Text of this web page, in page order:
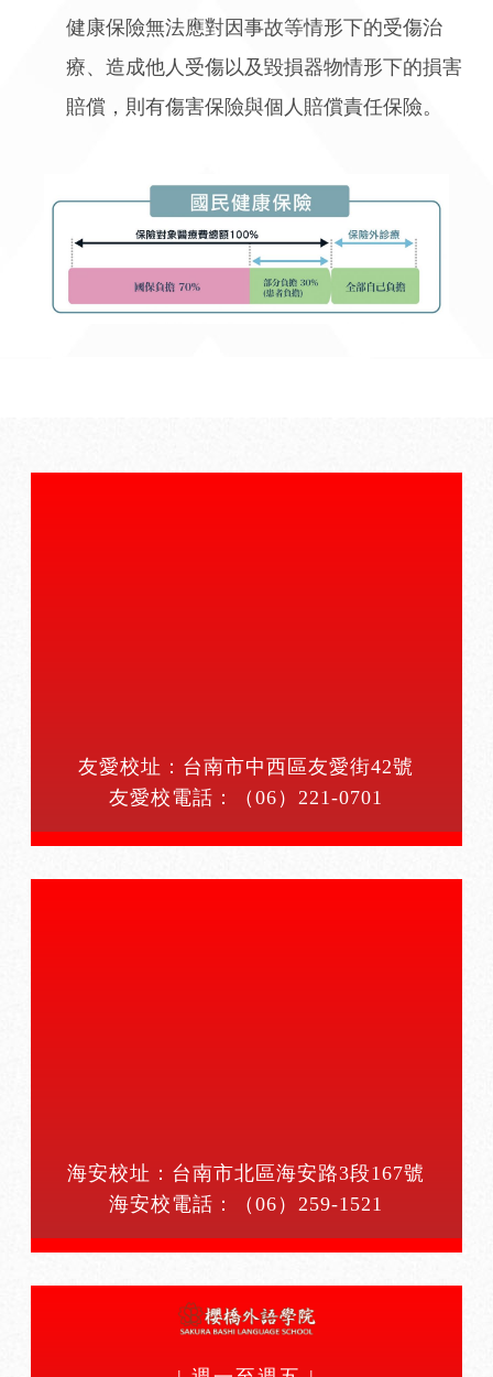
健康保險無法應對因事故等情形下的受傷治
療、造成他人受傷以及毀損器物情形下的損害
賠償，則有傷害保險與個人賠償責任保險。
友愛校址：台南市中西區友愛街42號
友愛校電話：
（06）221-0701
海安校址：台南市北區海安路3段167號
海安校電話：
（06）259-1521